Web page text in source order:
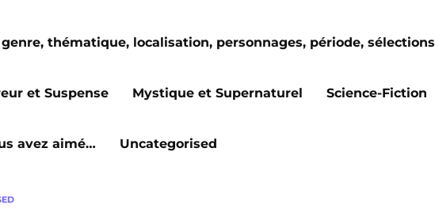
thématique, localisation, personnages, période, sélections
et Suspense Mystique et Supernaturel Science-Fiction
avez aimé… Uncategorised